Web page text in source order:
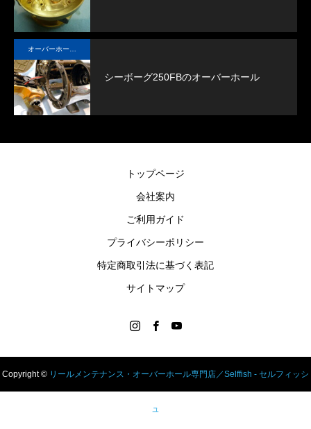
シーボーグ250FBのオーバーホール
トップページ
会社案内
ご利用ガイド
プライバシーポリシー
特定商取引法に基づく表記
サイトマップ
Copyright © リールメンテナンス・オーバーホール専門店／Selffish - セルフィッシ
ュ